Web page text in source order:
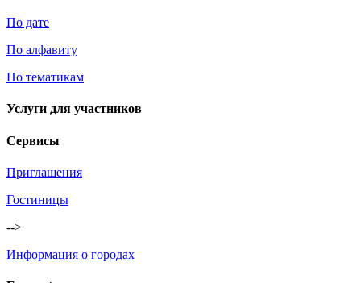
По дате
По алфавиту
По тематикам
Услуги для участников
Сервисы
Приглашения
Гостиницы
-->
Информация о городах